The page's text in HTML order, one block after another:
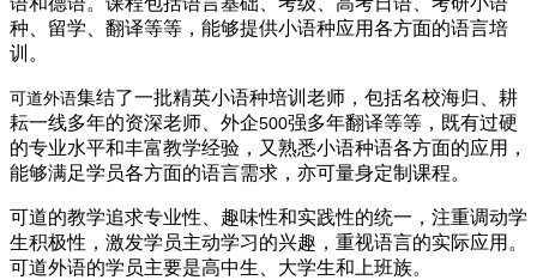
种、留学、翻译等等，能够提供小语种应用各方面的语言培
训。
可道外语集结了一批精英小语种培训老师，包括名校海归、耕
耘一线多年的资深老师、外企500强多年翻译等等，既有过硬
的专业水平和丰富教学经验，又熟悉小语种语各方面的应用，
能够满足学员各方面的语言需求，亦可量身定制课程。
可道的教学追求专业性、趣味性和实践性的统一，注重调动学
生积极性，激发学员主动学习的兴趣，重视语言的实际应用。
可道外语的学员主要是高中生、大学生和上班族。